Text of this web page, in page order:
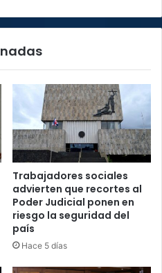
Trabajadores sociales
advierten que recortes al
Poder Judicial ponen en
riesgo la seguridad del
país
Hace 5 días